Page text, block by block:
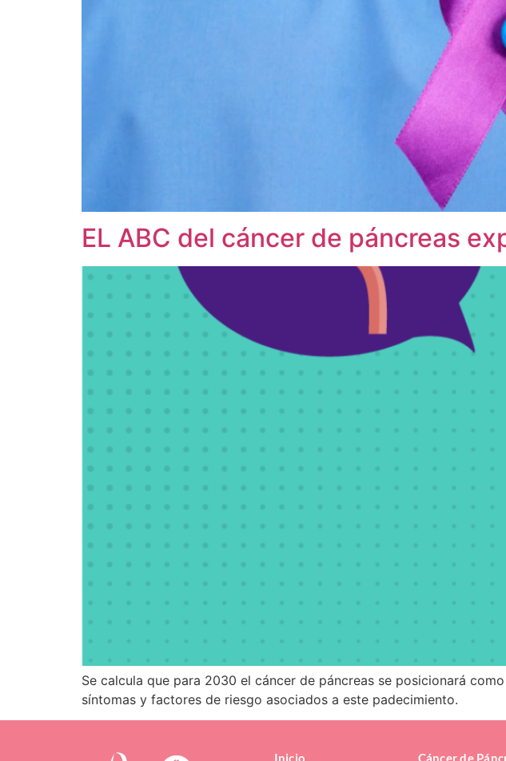
EL ABC del cáncer de páncreas
Se calcula que para 2030 el cáncer de páncreas se posicionará
síntomas y factores de riesgo asociados a este padecimiento.
Inicio Cáncer de